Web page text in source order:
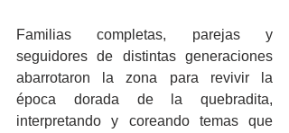
Familias completas, parejas y
seguidores de distintas generaciones
abarrotaron la zona para revivir la
época dorada de la quebradita,
interpretando y coreando temas que